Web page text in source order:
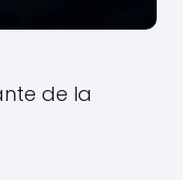
de la